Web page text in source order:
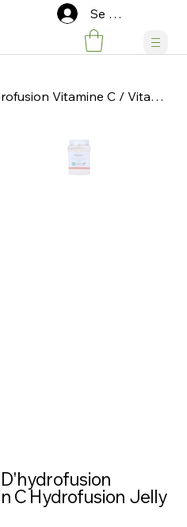
Se connecter
Masque à La Gelée D'hydrofusion Vitamine C / Vitamin C Hydrofusion Jelly Mask
C Hydrofusion Jelly